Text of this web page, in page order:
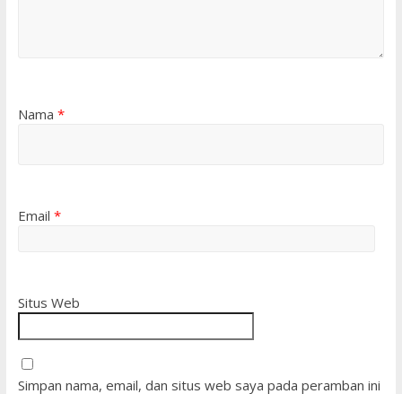
Nama *
Email *
Situs Web
Simpan nama, email, dan situs web saya pada peramban ini